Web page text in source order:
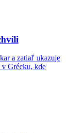
a zatiaľ ukazuje
Grécku, kde